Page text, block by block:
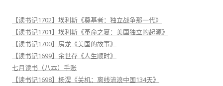
【读书记1702】埃利斯《奠基者：独立战争那一代》
【读书记1701】埃利斯《革命之夏：美国独立的起源》
【读书记1700】房龙《美国的故事》
【读书记1699】余世存《人生顺时》
七月读书（八本）手账
【读书记1698】杨淏《关机：离线流浪中国134天》